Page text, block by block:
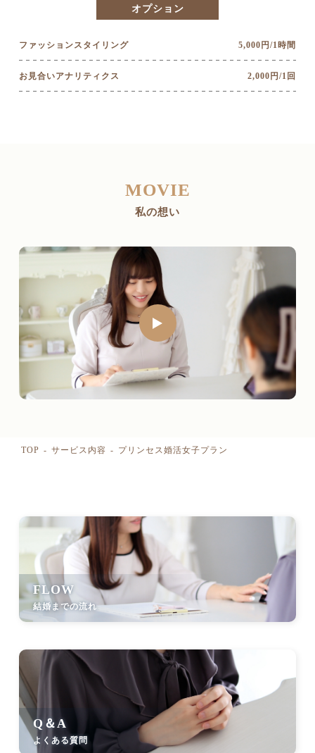
オプション
ファッションスタイリング 5,000円/1時間
お見合いアナリティクス 2,000円/1回
MOVIE
私の想い
TOP サービス内容 プリンセス婚活女子プラン
FLOW
結婚までの流れ
Q＆A
よくある質問